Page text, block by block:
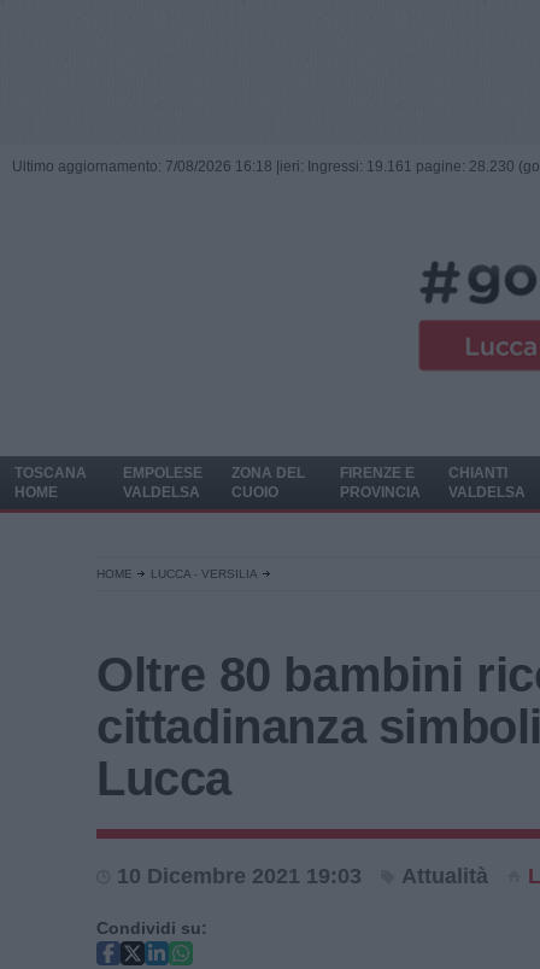
Ultimo aggiornamento: 7/08/2026 16:18 | ieri: Ingressi: 19.161 pagine: 28.230
TOSCANA
HOME
EMPOLESE
VALDELSA
ZONA DEL
CUOIO
FIRENZE E
PROVINCIA
CHIANTI
VALDELSA
HOME LUCCA - VERSILIA
Oltre 80 bambini
cittadinanza
Lucca
10 Dicembre 2021 19:03 Attualità
Condividi su: